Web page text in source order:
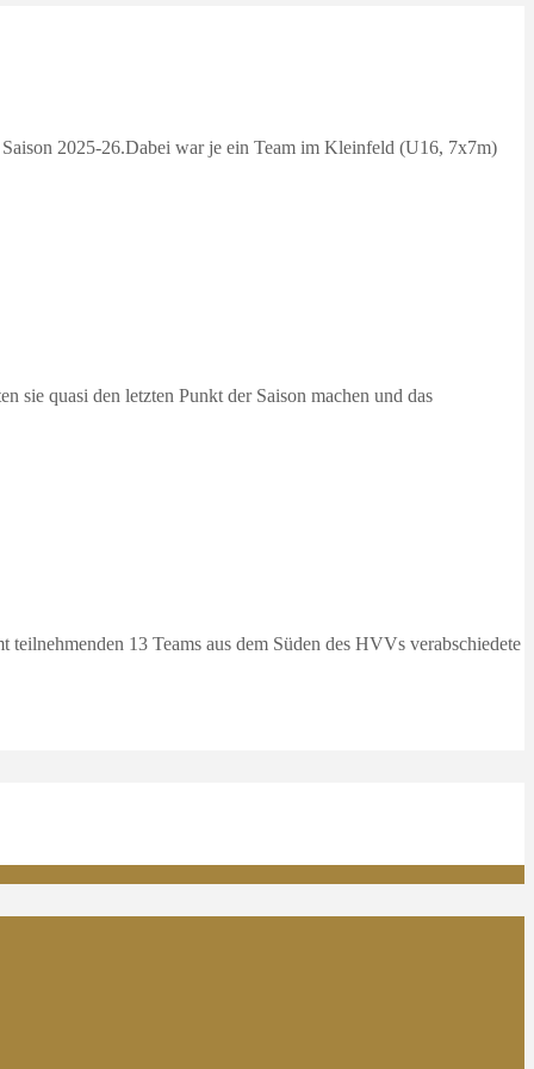
2025-26.Dabei war je ein Team im Kleinfeld (U16, 7x7m)
sie quasi den letzten Punkt der Saison machen und das
13 Teams aus dem Süden des HVVs verabschiedete